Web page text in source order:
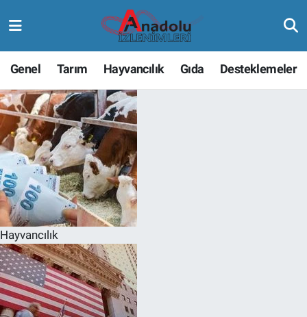
Genel Tarım Hayvancılık Gıda Desteklemeler
Hayvancılık